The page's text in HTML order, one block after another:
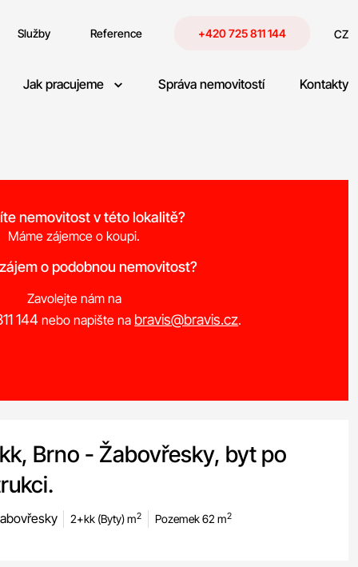
Služby Reference +420 725 811 144 CZ
Jak pracujeme Správa nemovitostí Kontakty
nemovitost v této lokalitě?
Máme zájemce o koupi.
o podobnou nemovitost?
Zavolejte nám na
144 nebo napište na bravis@bravis.cz.
Brno - Žabovřesky, byt po
2+kk (Byty) m2 Pozemek 62 m2